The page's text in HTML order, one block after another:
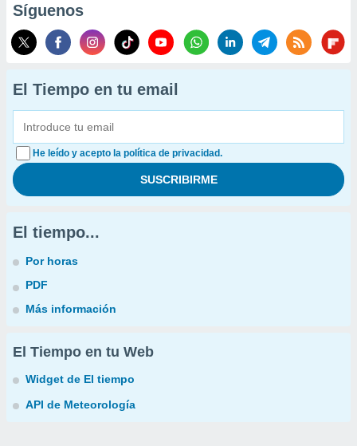
Síguenos
El Tiempo en tu email
He leído y acepto la política de privacidad.
El tiempo...
Por horas
PDF
Más información
El Tiempo en tu Web
Widget de El tiempo
API de Meteorología